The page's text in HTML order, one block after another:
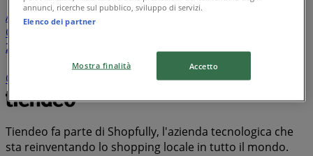
Acqua & Sapone
PENNY Euronics
Centesimo
Zara
Conad City Il Gigante Expert
Aldi Sisa Trony Kymco
Carrefour Market
Valleverde Vodafone PrimoPrezzo
Tiendeo fa parte di Shopfully, l'azienda tecnologica che
sta reinventando lo shopping locale in tutto il mondo.
annunci, ricerche sul pubblico, sviluppo di servizi.
Elenco dei partner
Mostra finalità Accetto